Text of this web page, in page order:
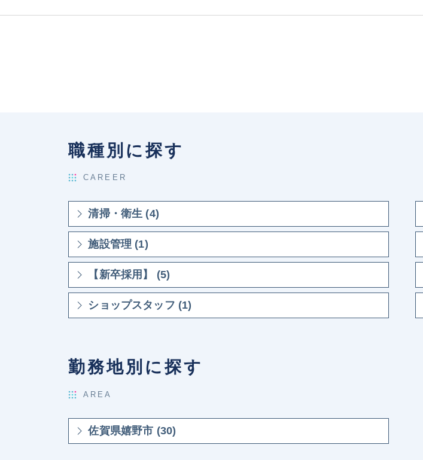
職種別に探す
CAREER
清掃・衛生 (4)
施設管理 (1)
【新卒採用】 (5)
ショップスタッフ (1)
勤務地別に探す
AREA
佐賀県嬉野市 (30)